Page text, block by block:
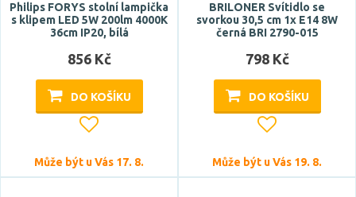
Philips FORYS stolní lampička
s klipem LED 5W 200lm 4000K
36cm IP20, bílá
856 Kč
DO KOŠÍKU
Může být u Vás 17. 8.
BRILONER Svítidlo se
svorkou 30,5 cm 1x E14 8W
černá BRI 2790-015
798 Kč
DO KOŠÍKU
Může být u Vás 19. 8.